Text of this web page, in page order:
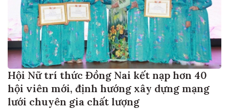
Hội Nữ trí thức Đồng Nai kết nạp hơn 40
hội viên mới, định hướng xây dựng mạng
lưới chuyên gia chất lượng